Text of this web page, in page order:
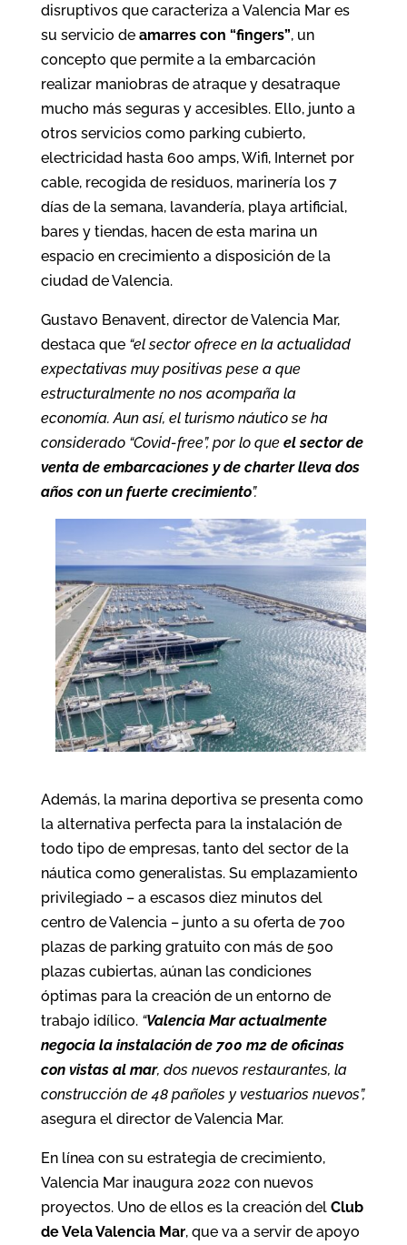
disruptivos que caracteriza a Valencia Mar es
su servicio de amarres con “fingers”, un
concepto que permite a la embarcación
realizar maniobras de atraque y desatraque
mucho más seguras y accesibles. Ello, junto a
otros servicios como parking cubierto,
electricidad hasta 600 amps, Wifi, Internet por
cable, recogida de residuos, marinería los 7
días de la semana, lavandería, playa artificial,
bares y tiendas, hacen de esta marina un
espacio en crecimiento a disposición de la
ciudad de Valencia.
Gustavo Benavent, director de Valencia Mar,
destaca que “el sector ofrece en la actualidad
expectativas muy positivas pese a que
estructuralmente no nos acompaña la
economía. Aun así, el turismo náutico se ha
considerado “Covid-free”, por lo que el sector de
venta de embarcaciones y de charter lleva dos
años con un fuerte crecimiento”.
Además, la marina deportiva se presenta como
la alternativa perfecta para la instalación de
todo tipo de empresas, tanto del sector de la
náutica como generalistas. Su emplazamiento
privilegiado – a escasos diez minutos del
centro de Valencia – junto a su oferta de 700
plazas de parking gratuito con más de 500
plazas cubiertas, aúnan las condiciones
óptimas para la creación de un entorno de
trabajo idílico. “Valencia Mar actualmente
negocia la instalación de 700 m2 de oficinas
con vistas al mar, dos nuevos restaurantes, la
construcción de 48 pañoles y vestuarios nuevos”,
asegura el director de Valencia Mar.
En línea con su estrategia de crecimiento,
Valencia Mar inaugura 2022 con nuevos
proyectos. Uno de ellos es la creación del Club
de Vela Valencia Mar, que va a servir de apoyo